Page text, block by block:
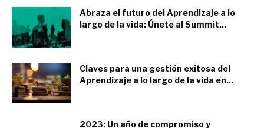
Abraza el futuro del Aprendizaje a lo
largo de la vida: Únete al Summit...
Claves para una gestión exitosa del
Aprendizaje a lo largo de la vida en...
2023: Un año de compromiso y